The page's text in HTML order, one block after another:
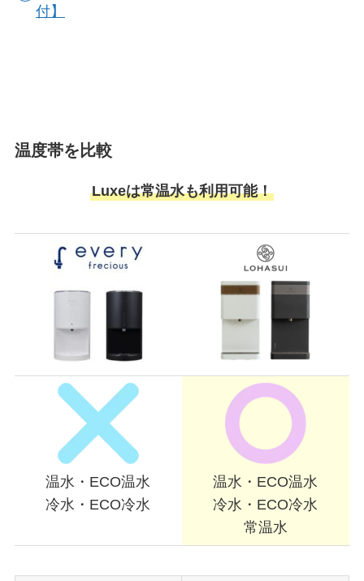
付】
温度帯を比較
Luxeは常温水も利用可能！
温水・ECO温水
冷水・ECO冷水
温水・ECO温水
冷水・ECO冷水
常温水